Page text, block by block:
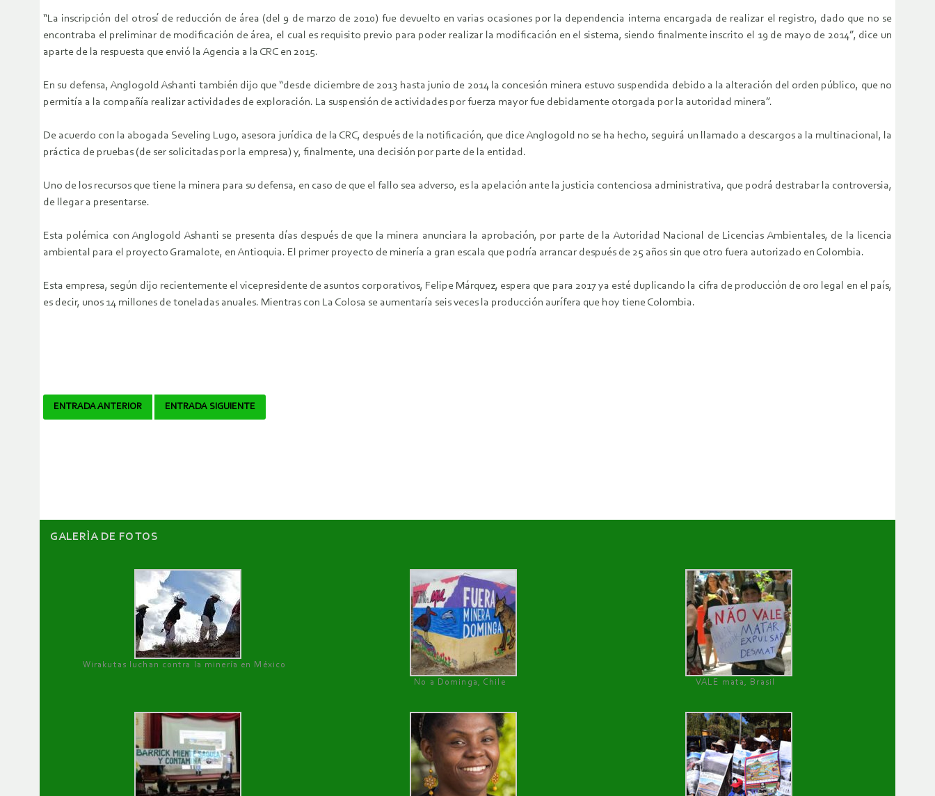
“La inscripción del otrosí de reducción de área (del 9 de marzo de 2010) fue devuelto en varias ocasiones por la dependencia interna encargada de realizar el registro, dado que no se
encontraba el preliminar de modificación de área, el cual es requisito previo para poder realizar la modificación en el sistema, siendo finalmente inscrito el 19 de mayo de 2014”, dice un
aparte de la respuesta que envió la Agencia a la CRC en 2015.
En su defensa, Anglogold Ashanti también dijo que “desde diciembre de 2013 hasta junio de 2014 la concesión minera estuvo suspendida debido a la alteración del orden público, que no
permitía a la compañía realizar actividades de exploración. La suspensión de actividades por fuerza mayor fue debidamente otorgada por la autoridad minera”.
De acuerdo con la abogada Seveling Lugo, asesora jurídica de la CRC, después de la notificación, que dice Anglogold no se ha hecho, seguirá un llamado a descargos a la multinacional, la
práctica de pruebas (de ser solicitadas por la empresa) y, finalmente, una decisión por parte de la entidad.
Uno de los recursos que tiene la minera para su defensa, en caso de que el fallo sea adverso, es la apelación ante la justicia contenciosa administrativa, que podrá destrabar la controversia,
de llegar a presentarse.
Esta polémica con Anglogold Ashanti se presenta días después de que la minera anunciara la aprobación, por parte de la Autoridad Nacional de Licencias Ambientales, de la licencia
ambiental para el proyecto Gramalote, en Antioquia. El primer proyecto de minería a gran escala que podría arrancar después de 25 años sin que otro fuera autorizado en Colombia.
Esta empresa, según dijo recientemente el vicepresidente de asuntos corporativos, Felipe Márquez, espera que para 2017 ya esté duplicando la cifra de producción de oro legal en el país,
es decir, unos 14 millones de toneladas anuales. Mientras con La Colosa se aumentaría seis veces la producción aurífera que hoy tiene Colombia.
Navegador
ENTRADA ANTERIOR ENTRADA SIGUIENTE
GALERÌA DE FOTOS
Wirakutas luchan contra la minería en México
No a Dominga, Chile
VALE mata, Brasil